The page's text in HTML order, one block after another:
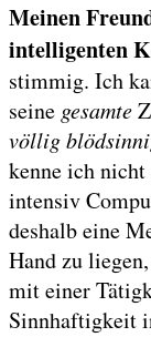
Meinen
intelligenten
stimmig. Ich
seine gesamte
völlig
kenne ich
intensiv
deshalb eine
Hand zu
mit einer
Sinnhaftigkeit